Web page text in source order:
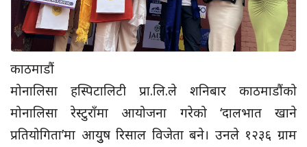
काठमाडौं
मोनालिसा हस्पिटालिटी प्रा.लि.ले शनिबार काठमाडौंको
मोनालिसा रेस्टुराँमा आयोजना गरेको ‘दालभात खाने
प्रतियोगिता’मा आयुुष रिसाल विजेता बने। उनले १२३६ ग्राम